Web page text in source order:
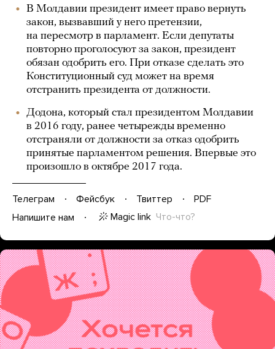
В Молдавии президент имеет право вернуть
закон, вызвавший у него претензии,
на пересмотр в парламент. Если депутаты
повторно проголосуют за закон, президент
обязан одобрить его. При отказе сделать это
Конституционный суд может на время
отстранить президента от должности.
Додона, который стал президентом Молдавии
в 2016 году, ранее четырежды временно
отстраняли от должности за отказ одобрить
принятые парламентом решения. Впервые это
произошло в октябре 2017 года.
Телеграм Фейсбук Твиттер
PDF
Напишите нам
Magic link Что-что?